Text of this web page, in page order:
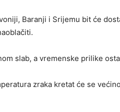
Baranji i Srijemu bit će
slab, a vremenske prilike
zraka kretat će se